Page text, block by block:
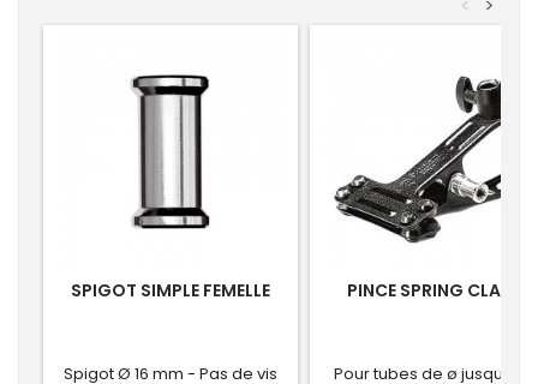
SPIGOT SIMPLE FEMELLE
Spigot Ø 16 mm - Pas de vis
PINCE SPRING CLAMP
Pour tubes de ø jusqu'à